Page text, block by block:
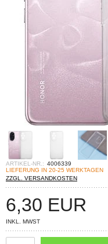
ARTIKEL-NR.: 4006339
LIEFERUNG IN 20-25 WERKTAGEN
ZZGL. VERSANDKOSTEN
6,30 EUR
INKL. MWST